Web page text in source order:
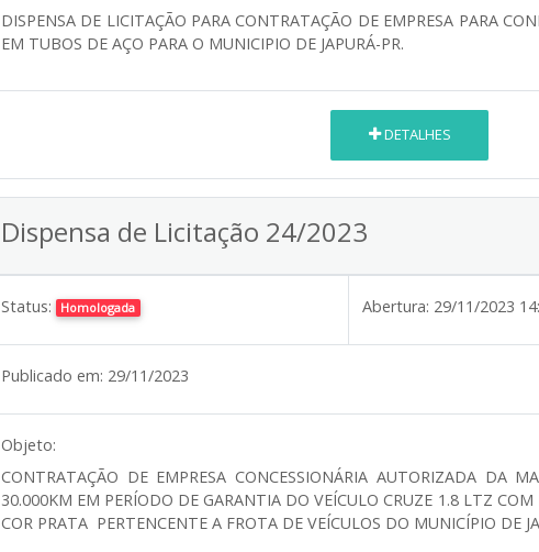
DISPENSA DE LICITAÇÃO PARA CONTRATAÇÃO DE EMPRESA PARA
EM TUBOS DE AÇO PARA O MUNICIPIO DE JAPURÁ-PR.
DETALHES
Dispensa de Licitação 24/2023
Status: Homologada Abertura: 29/11/2023
Publicado em: 29/11/2023
Objeto:
CONTRATAÇÃO DE EMPRESA CONCESSIONÁRIA AUTORIZADA DA
30.000KM EM PERÍODO DE GARANTIA DO VEÍCULO CRUZE 1.8 LTZ
COR PRATA PERTENCENTE A FROTA DE VEÍCULOS DO MUNICÍPIO DE